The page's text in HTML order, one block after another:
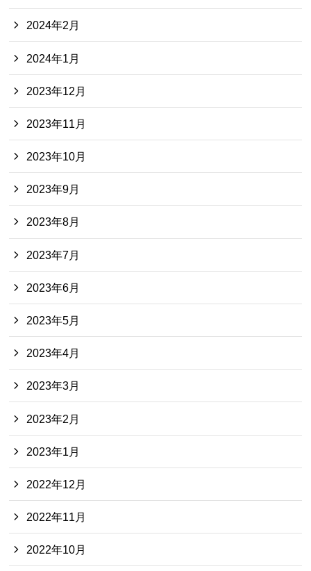
2024年2月
2024年1月
2023年12月
2023年11月
2023年10月
2023年9月
2023年8月
2023年7月
2023年6月
2023年5月
2023年4月
2023年3月
2023年2月
2023年1月
2022年12月
2022年11月
2022年10月